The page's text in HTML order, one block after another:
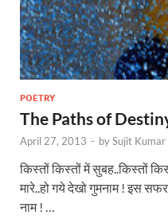
POETRY
The Paths of
April 27, 2013 - bySujit Kumar
किस्तों किस्तों में सुबह..किस्तों
मारे..हो गये देखो गुमनाम ! इस
नाम ! …